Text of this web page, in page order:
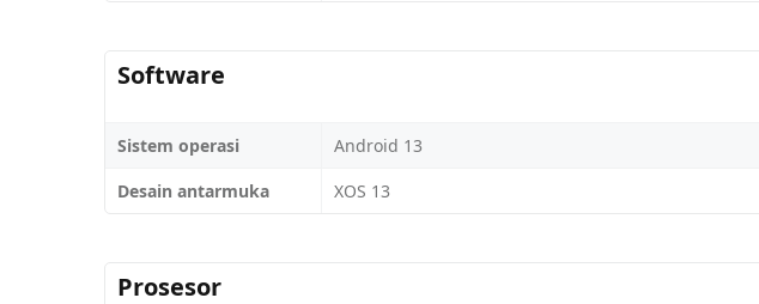
Software
Sistem operasi
Android 13
Desain antarmuka
XOS 13
Prosesor